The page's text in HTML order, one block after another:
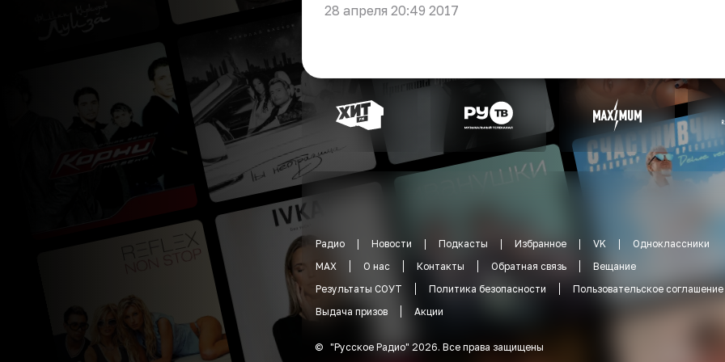
28 апреля 20:49 2017
Радио Новости Подкасты Избранное VK
Одноклассники
MAX
О нас Контакты Обратная связь
Вещание
Результаты СОУТ
Политика безопасности
Пользовательское соглашение
Выдача призов
Акции
© "Русское Радио" 2026. Все права защищены